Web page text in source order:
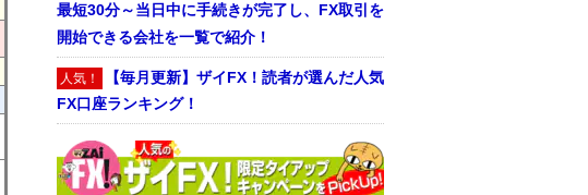
最短30分～当日中に手続きが完了し、FX取引を
開始できる会社を一覧で紹介！
人気！ 【毎月更新】ザイFX！読者が選んだ人気
FX口座ランキング！